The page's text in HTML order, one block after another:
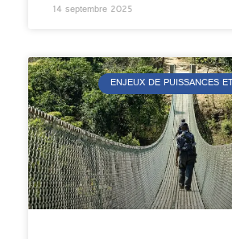
14 septembre 2025
ENJEUX DE PUISSANCES